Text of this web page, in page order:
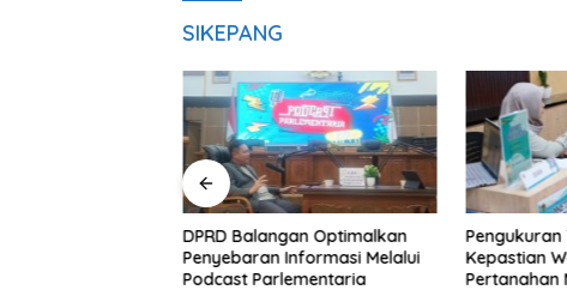
SIKEPANG
DPRD Balangan Optimalkan
Penyebaran Informasi Melalui
Podcast Parlementaria
Pengukuran
Kepastian
Pertanahan